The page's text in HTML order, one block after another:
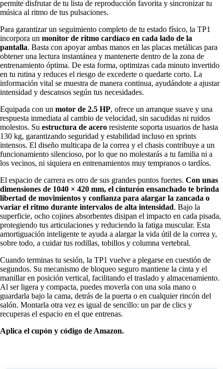
permite disfrutar de tu lista de reproducción favorita y sincronizar tu
música al ritmo de tus pulsaciones.
Para garantizar un seguimiento completo de tu estado físico, la TP1
incorpora un monitor de ritmo cardíaco en cada lado de la
pantalla. Basta con apoyar ambas manos en las placas metálicas para
obtener una lectura instantánea y mantenerte dentro de la zona de
entrenamiento óptima. De esta forma, optimizas cada minuto invertido
en tu rutina y reduces el riesgo de excederte o quedarte corto. La
información vital se muestra de manera continua, ayudándote a ajustar
intensidad y descansos según tus necesidades.
Equipada con un motor de 2.5 HP, ofrece un arranque suave y una
respuesta inmediata al cambio de velocidad, sin sacudidas ni ruidos
molestos. Su estructura de acero resistente soporta usuarios de hasta
130 kg, garantizando seguridad y estabilidad incluso en sprints
intensos. El diseño multicapa de la correa y el chasis contribuye a un
funcionamiento silencioso, por lo que no molestarás a tu familia ni a
los vecinos, ni siquiera en entrenamientos muy tempranos o tardíos.
El espacio de carrera es otro de sus grandes puntos fuertes. Con unas
dimensiones de 1040 × 420 mm, el cinturón ensanchado te brinda
libertad de movimientos y confianza para alargar la zancada o
variar el ritmo durante intervalos de alta intensidad. Bajo la
superficie, ocho cojines absorbentes disipan el impacto en cada pisada,
protegiendo tus articulaciones y reduciendo la fatiga muscular. Esta
amortiguación inteligente te ayuda a alargar la vida útil de la correa y,
sobre todo, a cuidar tus rodillas, tobillos y columna vertebral.
Cuando terminas tu sesión, la TP1 vuelve a plegarse en cuestión de
segundos. Su mecanismo de bloqueo seguro mantiene la cinta y el
manillar en posición vertical, facilitando el traslado y almacenamiento.
Al ser ligera y compacta, puedes moverla con una sola mano o
guardarla bajo la cama, detrás de la puerta o en cualquier rincón del
salón. Montarla otra vez es igual de sencillo: un par de clics y
recuperas el espacio en el que entrenas.
Aplica el cupón y código de Amazon.